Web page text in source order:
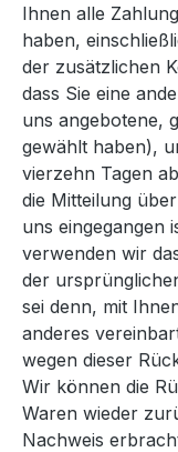
Ihnen alle
haben,
der zusätzlichen
dass Sie eine
uns angebotene,
gewählt haben),
vierzehn Tagen
die Mitteilung
uns eingegangen
verwenden wir
der
sei denn, mit
anderes
wegen dieser
Wir können die
Waren wieder
Nachweis